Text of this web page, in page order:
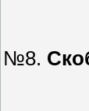
№8.